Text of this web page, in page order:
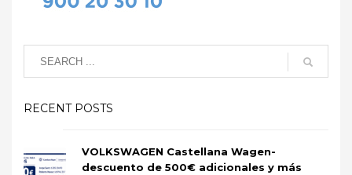
RECENT POSTS
VOLKSWAGEN Castellana Wagen-
descuento de 500€ adicionales y más